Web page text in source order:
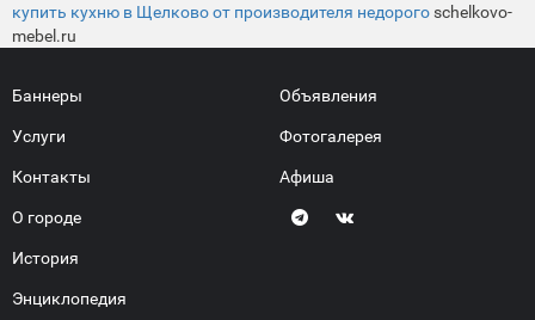
купить кухню в Щелково от производителя недорогоschelkovo-
mebel.ru
Баннеры
Услуги
Контакты
О городе
История
Энциклопедия
Объявления
Фотогалерея
Афиша